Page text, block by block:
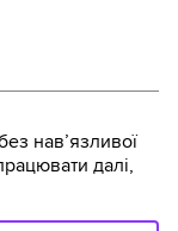
навʼязливої
далі,